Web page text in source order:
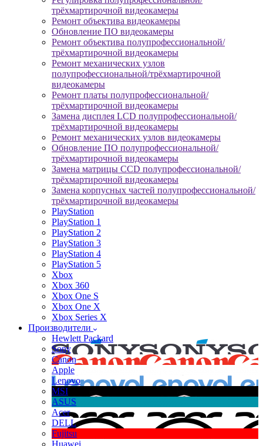
трёхмартирочной видеокамеры
Ремонт объектива видеокамеры
Обновление ПО видеокамеры
Ремонт объектива полупрофессиональной/
трёхмартирочной видеокамеры
Ремонт механических узлов
полупрофессиональной/трёхмартирочной
видеокамеры
Ремонт платы полупрофессиональной/
трёхмартирочной видеокамеры
Замена дисплея LCD полупрофессиональной/
трёхмартирочной видеокамеры
Ремонт механических узлов видеокамеры
Обновление ПО полупрофессиональной/
трёхмартирочной видеокамеры
Замена матрицы CCD полупрофессиональной/
трёхмартирочной видеокамеры
Замена корпусных частей полупрофессиональной/
трёхмартирочной видеокамеры
PlayStation
PlayStation 1
PlayStation 2
PlayStation 3
PlayStation 4
PlayStation 5
Xbox
Xbox 360
Xbox One S
Xbox One X
Xbox Series X
Производители
Hewlett Packard
Sony
Canon
Apple
Lenovo
MSI
ASUS
Acer
DELL
Fujitsu
Huawei